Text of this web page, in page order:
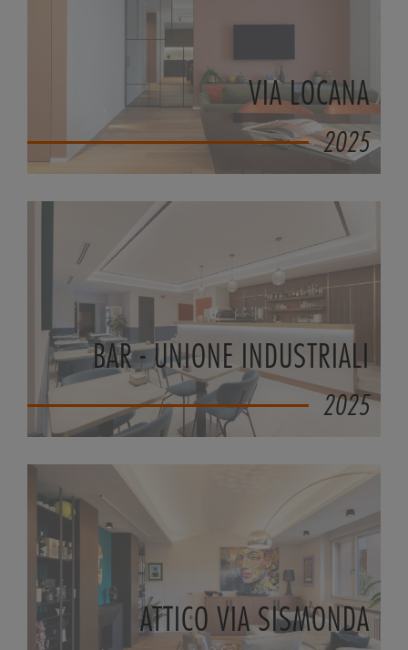
VIA LOCANA
2025
BAR - UNIONE INDUSTRIALI
2025
ATTICO VIA SISMONDA